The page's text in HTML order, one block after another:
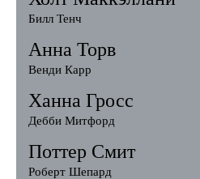
Билл Тенч
Анна Торв
Венди Карр
Ханна Гросс
Дебби Митфорд
Поттер Смит
Роберт Шепард